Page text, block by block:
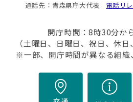
通話先：青森県庁大代表 電話リ
開庁時間：8時30分か
（土曜日、日曜日、祝日、休日
※一部、開庁時間が異なる組織